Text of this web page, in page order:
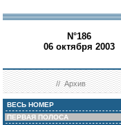
N°186
06 октября 2003
//Архив
ВЕСЬ НОМЕР
ПЕРВАЯ ПОЛОСА